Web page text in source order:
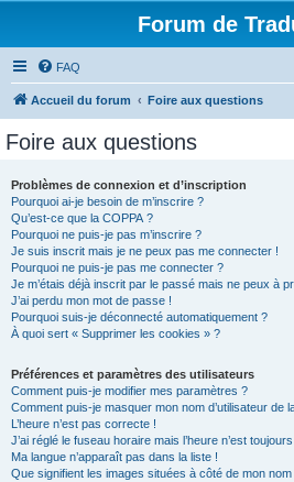
Forum de
FAQ
Accueil du forum Foire aux questions
Foire aux questions
Problèmes de connexion et d’inscription
Pourquoi ai-je besoin de m’inscrire ?
Qu’est-ce que la COPPA ?
Pourquoi ne puis-je pas m’inscrire ?
Je suis inscrit mais je ne peux pas me connecter !
Pourquoi ne puis-je pas me connecter ?
Je m’étais déjà inscrit par le passé mais ne peux à
J’ai perdu mon mot de passe !
Pourquoi suis-je déconnecté automatiquement ?
À quoi sert « Supprimer les cookies » ?
Préférences et paramètres des utilisateurs
Comment puis-je modifier mes paramètres ?
Comment puis-je masquer mon nom d’utilisateur de
L’heure n’est pas correcte !
J’ai réglé le fuseau horaire mais l’heure n’est
Ma langue n’apparaît pas dans la liste !
Que signifient les images situées à côté de mon nom